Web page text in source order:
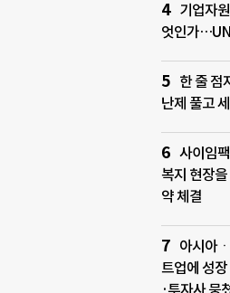
기업자
엇인가
한 줄 점
난제 풀고
사이임
복지 현장
약 체결
아시아
트업에 성